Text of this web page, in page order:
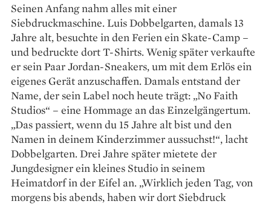
Seinen Anfang nahm ­alles mit ­einer
Siebdruckmaschine. Luis Dobbelgarten, damals 13
Jahre alt, besuchte in den Ferien ein Skate-Camp –
und bedruckte dort T-Shirts. Wenig später verkaufte
er sein Paar Jordan-Sneakers, um mit dem Erlös ein
eigenes Gerät ­anzuschaffen. Damals entstand der
Name, der sein Label noch heute trägt: „No Faith
Studios“ – eine Hommage an das Einzelgängertum.
„Das passiert, wenn du 15 Jahre alt bist und den
Namen in deinem Kinderzimmer aussuchst!“, lacht
Dobbelgarten. Drei Jahre später mietete der
Jungdesigner ein kleines Studio in seinem
Heimatdorf in der ­Eifel an. „Wirklich jeden Tag, von
morgens bis abends, haben wir dort Siebdruck